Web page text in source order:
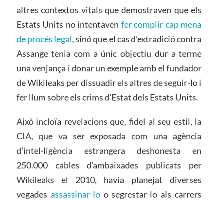
altres contextos vitals que demostraven que els
Estats Units no intentaven fer complir cap mena
de procés legal, sinó que el cas d’extradició contra
Assange tenia com a únic objectiu dur a terme
una venjança i donar un exemple amb el fundador
de Wikileaks per dissuadir els altres de seguir-lo i
fer llum sobre els crims d’Estat dels Estats Units.
Això incloïa revelacions que, fidel al seu estil, la
CIA, que va ser exposada com una agència
d’intel·ligència estrangera deshonesta en
250.000 cables d’ambaixades publicats per
Wikileaks el 2010, havia planejat diverses
vegades assassinar-loo segrestar-lo als carrers